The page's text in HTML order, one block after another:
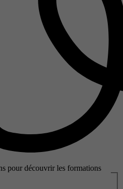
pour découvrir les formations